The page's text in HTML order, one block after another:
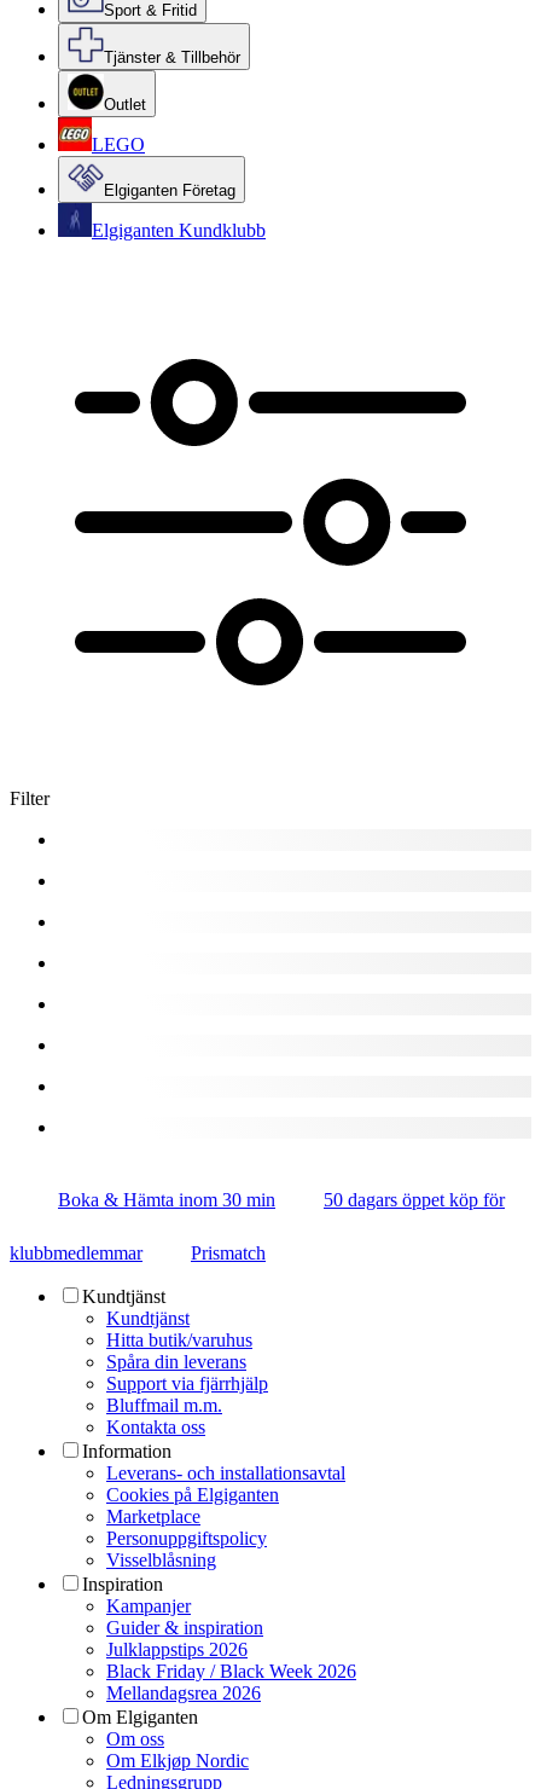
Sport & Fritid
Tjänster & Tillbehör
Outlet
LEGO
Elgiganten Företag
Elgiganten Kundklubb
Filter
Boka & Hämta inom 30 min 50 dagars öppet köp för
klubbmedlemmar Prismatch
Kundtjänst
Kundtjänst
Hitta butik/varuhus
Spåra din leverans
Support via fjärrhjälp
Bluffmail m.m.
Kontakta oss
Information
Leverans- och installationsavtal
Cookies på Elgiganten
Marketplace
Personuppgiftspolicy
Visselblåsning
Inspiration
Kampanjer
Guider & inspiration
Julklappstips 2026
Black Friday / Black Week 2026
Mellandagsrea 2026
Om Elgiganten
Om oss
Om Elkjøp Nordic
Ledningsgrupp